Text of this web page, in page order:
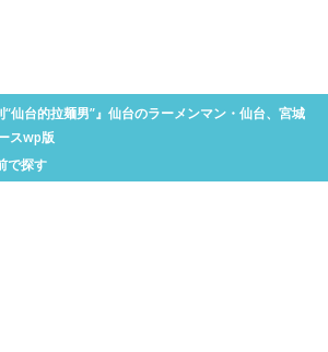
台的拉麺男”』仙台のラーメンマン・仙台、宮城
スwp版
で探す